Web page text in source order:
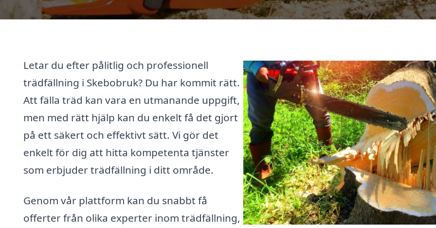
Letar du efter pålitlig och professionell
trädfällning i Skebobruk? Du har kommit rätt.
Att fälla träd kan vara en utmanande uppgift,
men med rätt hjälp kan du enkelt få det gjort
på ett säkert och effektivt sätt. Vi gör det
enkelt för dig att hitta kompetenta tjänster
som erbjuder trädfällning i ditt område.
Genom vår plattform kan du snabbt få
offerter från olika experter inom trädfällning,